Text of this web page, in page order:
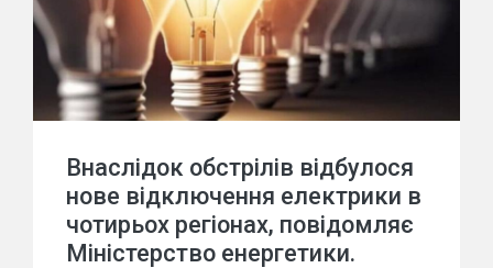
Внаслідок обстрілів відбулося
нове відключення електрики в
чотирьох регіонах, повідомляє
Міністерство енергетики.